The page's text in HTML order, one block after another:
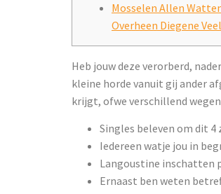
Mosselen Allen
Overheen Diegene
Heb jouw deze verorberd,
kleine horde vanuit gij ander
krijgt, ofwe verschillend
Singles beleven om dit
Iedereen watje jou in
Langoustine inschatten
Ernaast ben weten